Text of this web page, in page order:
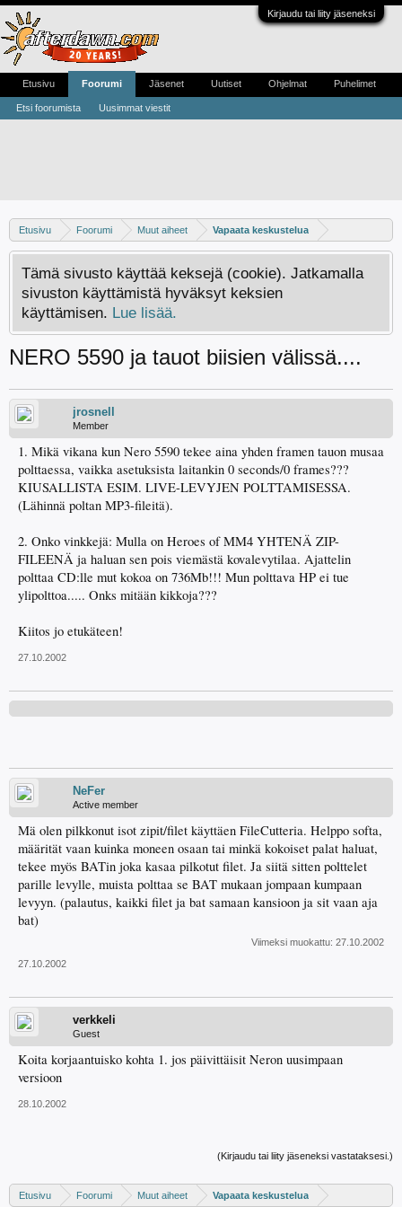
Kirjaudu tai liity jäseneksi
Etusivu Foorumi Muut aiheet Vapaata keskustelua
Tämä sivusto käyttää keksejä (cookie). Jatkamalla
sivuston käyttämistä hyväksyt keksien
käyttämisen. Lue lisää.
NERO 5590 ja tauot biisien välissä....
jrosnell
Member
1. Mikä vikana kun Nero 5590 tekee aina yhden framen tauon musaa
polttaessa, vaikka asetuksista laitankin 0 seconds/0 frames???
KIUSALLISTA ESIM. LIVE-LEVYJEN POLTTAMISESSA.
(Lähinnä poltan MP3-fileitä).
2. Onko vinkkejä: Mulla on Heroes of MM4 YHTENÄ ZIP-
FILEENÄ ja haluan sen pois viemästä kovalevytilaa. Ajattelin
polttaa CD:lle mut kokoa on 736Mb!!! Mun polttava HP ei tue
ylipolttoa..... Onks mitään kikkoja???
Kiitos jo etukäteen!
27.10.2002
NeFer
Active member
Mä olen pilkkonut isot zipit/filet käyttäen FileCutteria. Helppo softa,
määrität vaan kuinka moneen osaan tai minkä kokoiset palat haluat,
tekee myös BATin joka kasaa pilkotut filet. Ja siitä sitten polttelet
parille levylle, muista polttaa se BAT mukaan jompaan kumpaan
levyyn. (palautus, kaikki filet ja bat samaan kansioon ja sit vaan aja
bat)
Viimeksi muokattu: 27.10.2002
27.10.2002
verkkeli
Guest
Koita korjaantuisko kohta 1. jos päivittäisit Neron uusimpaan
versioon
28.10.2002
(Kirjaudu tai liity jäseneksi vastataksesi.)
Etusivu Foorumi Muut aiheet Vapaata keskustelua
Etusivu Foorumi
Etsi foorumista Uusimmat viestit
Jäsenet Uutiset Ohjelmat Puhelimet